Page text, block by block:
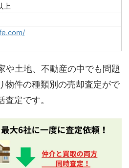
上
や土地、不動産の中でも問題
物件の種類別の売却査定がで
定です。